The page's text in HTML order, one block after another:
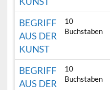
BEGRIFF
AUS DER
KUNST
10
Buchstaben
BEGRIFF
AUS DER
10
Buchstaben